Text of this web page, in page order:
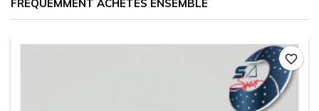
FRÉQUEMMENT ACHETÉS ENSEMBLE
favorite_border